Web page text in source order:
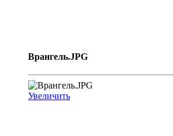
Врангель.JPG
Увеличить